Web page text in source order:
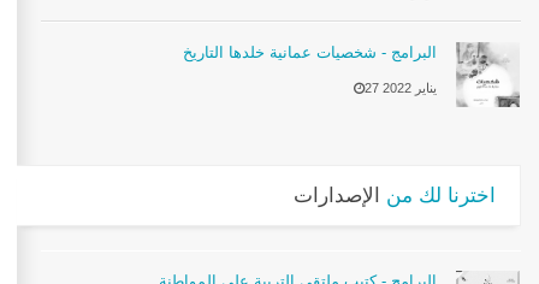
البرامج - شخصيات عمانية خلدها التاريخ
27 يناير 2022
اخترنا لك من الإصدارات